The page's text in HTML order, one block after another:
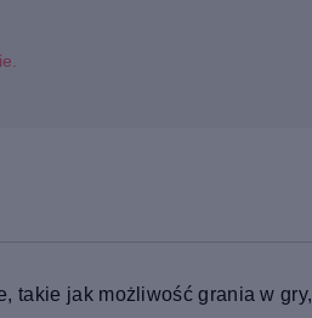
takie jak możliwość grania w gry,